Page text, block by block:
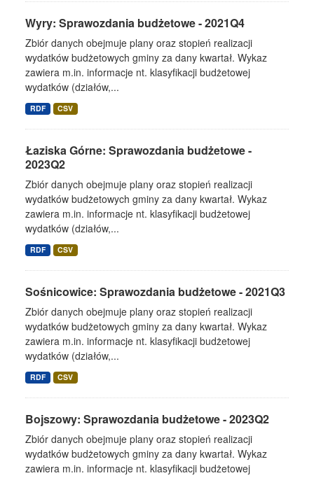
Wyry: Sprawozdania budżetowe - 2021Q4
Zbiór danych obejmuje plany oraz stopień realizacji
wydatków budżetowych gminy za dany kwartał. Wykaz
zawiera m.in. informacje nt. klasyfikacji budżetowej
wydatków (działów,...
RDF CSV
Łaziska Górne: Sprawozdania budżetowe -
2023Q2
Zbiór danych obejmuje plany oraz stopień realizacji
wydatków budżetowych gminy za dany kwartał. Wykaz
zawiera m.in. informacje nt. klasyfikacji budżetowej
wydatków (działów,...
RDF CSV
Sośnicowice: Sprawozdania budżetowe - 2021Q3
Zbiór danych obejmuje plany oraz stopień realizacji
wydatków budżetowych gminy za dany kwartał. Wykaz
zawiera m.in. informacje nt. klasyfikacji budżetowej
wydatków (działów,...
RDF CSV
Bojszowy: Sprawozdania budżetowe - 2023Q2
Zbiór danych obejmuje plany oraz stopień realizacji
wydatków budżetowych gminy za dany kwartał. Wykaz
zawiera m.in. informacje nt. klasyfikacji budżetowej